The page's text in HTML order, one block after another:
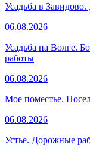
Усадьба в
06.08.2026
Усадьба на Волге.
работы
06.08.2026
Мое поместье.
06.08.2026
Устье. Дорожные